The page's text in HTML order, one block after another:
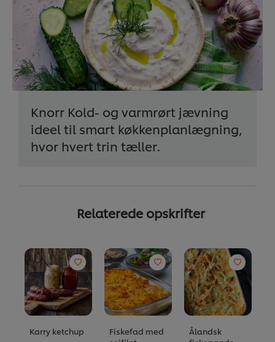
Knorr Kold- og varmrørt jævning
ideel til smart køkkenplanlægning,
hvor hvert trin tæller.
Relaterede opskrifter
Karry ketchup
Fiskefad med
Ålandsk